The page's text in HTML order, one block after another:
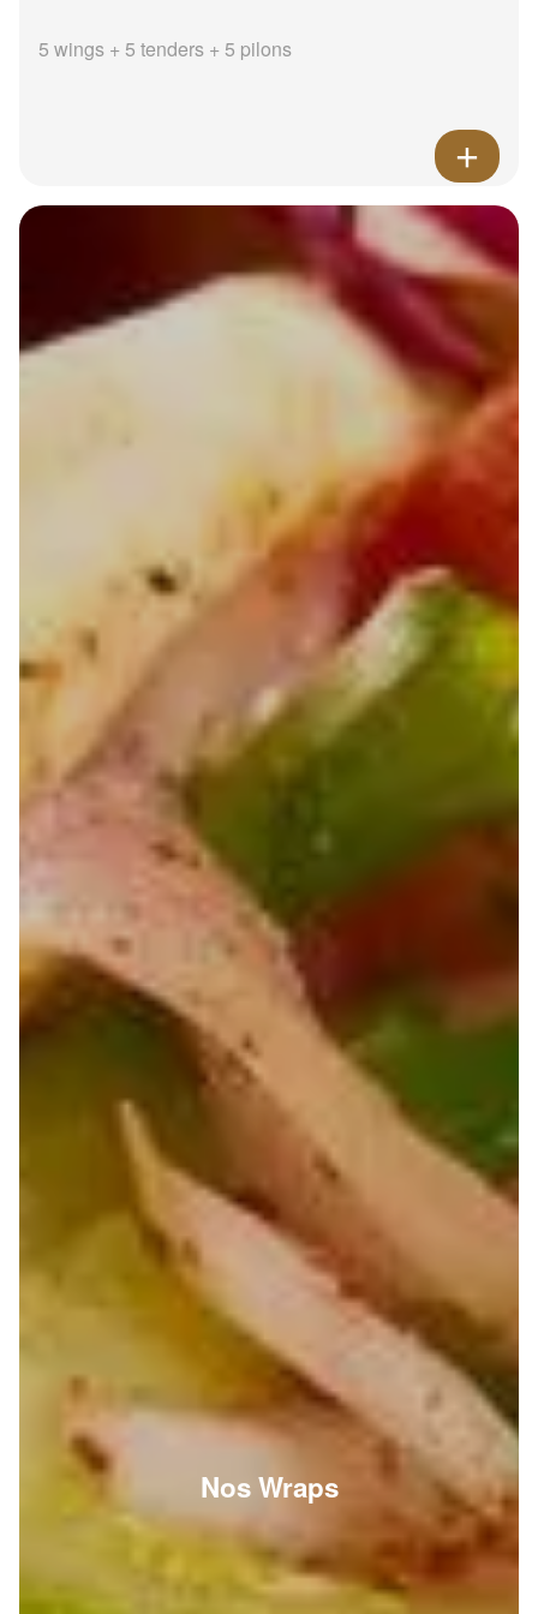
5 wings + 5 tenders + 5 pilons
Nos Wraps